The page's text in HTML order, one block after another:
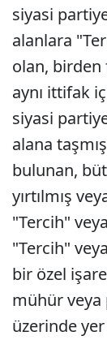
siyasi
alanlara
olan, birden
aynı ittifak
siyasi
alana
bulunan,
yırtılmış
"Tercih"
"Tercih"
bir özel
mühür veya
üzerinde